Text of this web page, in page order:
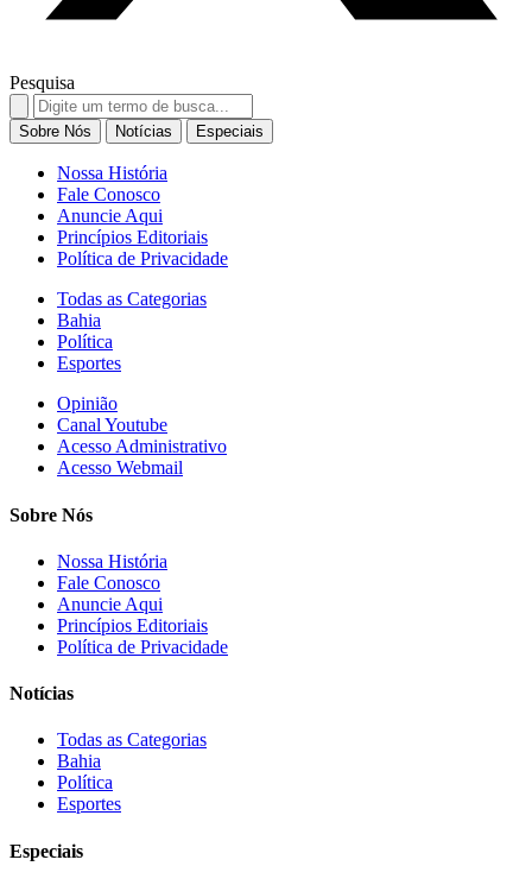
Pesquisa
Search
for:
Sobre Nós Notícias Especiais
Nossa História
Fale Conosco
Anuncie Aqui
Princípios Editoriais
Política de Privacidade
Todas as Categorias
Bahia
Política
Esportes
Opinião
Canal Youtube
Acesso Administrativo
Acesso Webmail
Sobre Nós
Nossa História
Fale Conosco
Anuncie Aqui
Princípios Editoriais
Política de Privacidade
Notícias
Todas as Categorias
Bahia
Política
Esportes
Especiais